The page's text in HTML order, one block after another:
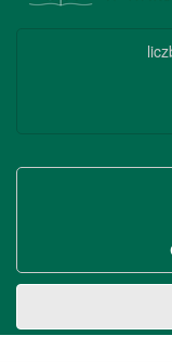
Warszawie